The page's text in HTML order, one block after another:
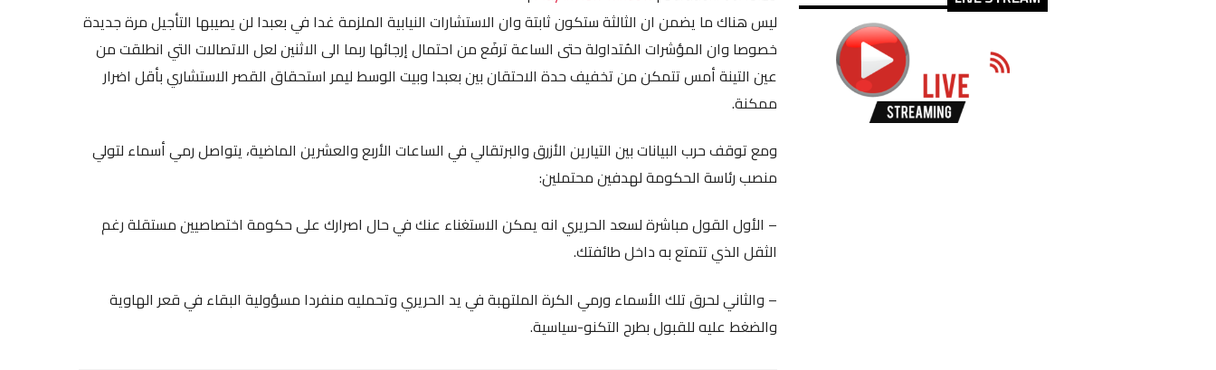
RSS FEED
SHARE
LINK
EMBED
ليس هناك ما يضمن ان الثالثة ستكون ثابتة وان الاستشارات النيابية الملزمة غدا في بعبدا لن يصيبها التأجيل مرة جديدة
خصوصا وان المؤشرات المُتداولة حتى الساعة ترفَع من احتمال إرجائها ربما الى الاثنين لعل الاتصالات التي انطلقت من
عين التينة أمس تتمكن من تخفيف حدة الاحتقان بين بعبدا وبيت الوسط ليمر استحقاق القصر الاستشاري بأقل اضرار
ممكنة.
ومع توقف حرب البيانات بين التيارين الأزرق والبرتقالي في الساعات الأربع والعشرين الماضية، يتواصل رمي أسماء لتولي
منصب رئاسة الحكومة لهدفين محتملين:
– الأول القول مباشرة لسعد الحريري انه يمكن الاستغناء عنك في حال اصرارك على حكومة اختصاصيين مستقلة رغم
الثقل الذي تتمتع به داخل طائفتك.
– والثاني لحرق تلك الأسماء ورمي الكرة الملتهبة في يد الحريري وتحمليه منفردا مسؤولية البقاء في قعر الهاوية
والضغط عليه للقبول بطرح التكنو-سياسية.